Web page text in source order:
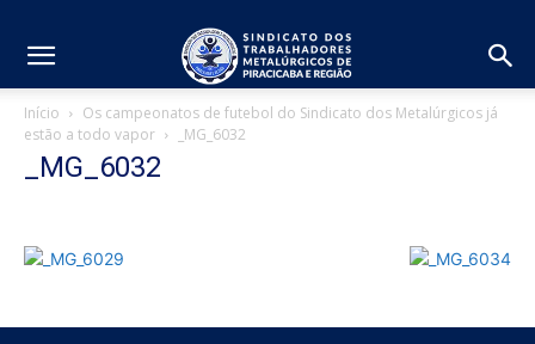
Início
Os campeonatos de futebol do Sindicato dos Metalúrgicos já
estão a todo vapor
_MG_6032
_MG_6032